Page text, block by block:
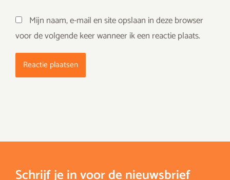
Mijn naam, e-mail en site opslaan in deze browser
voor de volgende keer wanneer ik een reactie plaats.
Schrijf je in voor de nieuwsbrief